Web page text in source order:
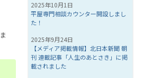
2025年10月1日
平屋専門相談カウンター開設しまし
た！
2025年9月24日
【メディア掲載情報】北日本新聞 朝
刊 連載記事「人生のあとさき」に掲
載されました